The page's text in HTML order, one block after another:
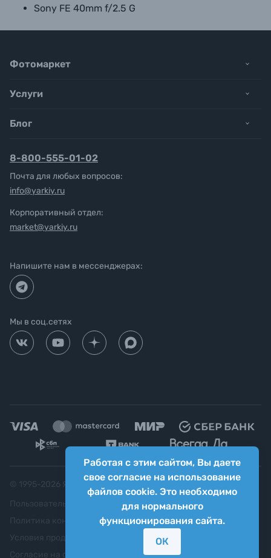
Sony FE 40mm f/2.5 G
Работая с этим сайтом, Вы даете
свое согласие на использование
файлов cookie. Это необходимо
для нормального
функционирования сайта.
ОК
Фотомаркет
Услуги
Блог
8-800-555-01-02
Почта для любых вопросов:
info@yarkiy.ru
Корпоративный отдел:
market@yarkiy.ru
Напишите нам в мессенджерах:
Мы в соц.сетях
Яркий фотомаркет ("Яркий Мир")
Пользовательское соглашение
Политика конфиденциальности
Согласие на обработку персональных данных